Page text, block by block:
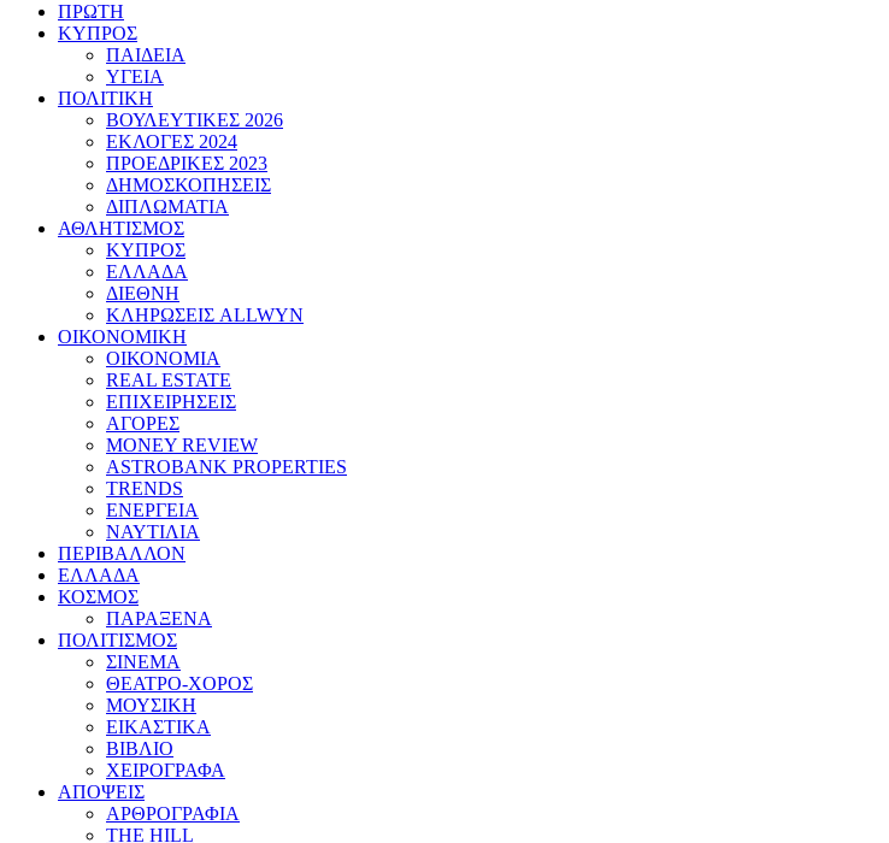
ΠΡΩΤΗ
ΚΥΠΡΟΣ
ΠΑΙΔΕΙΑ
ΥΓΕΙΑ
ΠΟΛΙΤΙΚΗ
ΒΟΥΛΕΥΤΙΚΕΣ 2026
ΕΚΛΟΓΕΣ 2024
ΠΡΟΕΔΡΙΚΕΣ 2023
ΔΗΜΟΣΚΟΠΗΣΕΙΣ
ΔΙΠΛΩΜΑΤΙΑ
ΑΘΛΗΤΙΣΜΟΣ
ΚΥΠΡΟΣ
ΕΛΛΑΔΑ
ΔΙΕΘΝΗ
ΚΛΗΡΩΣΕΙΣ ALLWYN
ΟΙΚΟΝΟΜΙΚΗ
ΟΙΚΟΝΟΜΙΑ
REAL ESTATE
ΕΠΙΧΕΙΡΗΣΕΙΣ
ΑΓΟΡΕΣ
MONEY REVIEW
ASTROBANK PROPERTIES
TRENDS
ΕΝΕΡΓΕΙΑ
ΝΑΥΤΙΛΙΑ
ΠΕΡΙΒΑΛΛΟΝ
ΕΛΛΑΔΑ
ΚΟΣΜΟΣ
ΠΑΡΑΞΕΝΑ
ΠΟΛΙΤΙΣΜΟΣ
ΣΙΝΕΜΑ
ΘΕΑΤΡΟ-ΧΟΡΟΣ
ΜΟΥΣΙΚΗ
ΕΙΚΑΣΤΙΚΑ
ΒΙΒΛΙΟ
ΧΕΙΡΟΓΡΑΦΑ
ΑΠΟΨΕΙΣ
ΑΡΘΡΟΓΡΑΦΙΑ
THE HILL